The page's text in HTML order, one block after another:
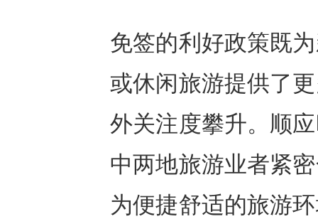
免签的利好政策既
或休闲旅游提供了
外关注度攀升。顺
中两地旅游业者紧
为便捷舒适的旅游